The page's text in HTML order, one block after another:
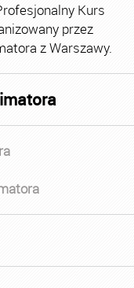
Kurs
przez
z Warszawy.